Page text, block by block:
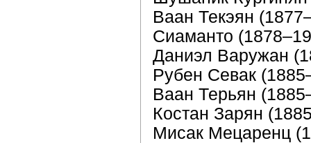
Ваан Текэян
Сиаманто
Даниэл Варужан
Рубен Севак
Ваан Терьян
Костан Зарян
Мисак Мецаренц